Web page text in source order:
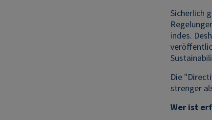
Sicherlich
indes.
Die
strenger
Wer ist